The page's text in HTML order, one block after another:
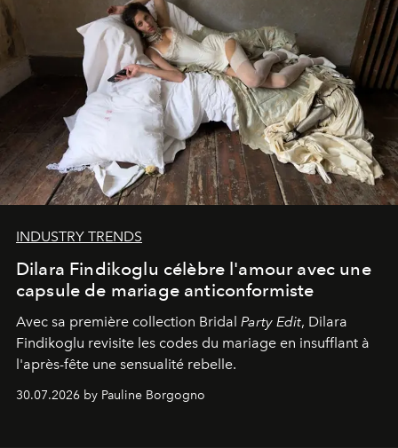
INDUSTRY TRENDS
Dilara Findikoglu célèbre l'amour avec une
capsule de mariage anticonformiste
Avec sa première collection Bridal Party Edit, Dilara
Findikoglu revisite les codes du mariage en insufflant à
l'après-fête une sensualité rebelle.
30.07.2026 by Pauline Borgogno